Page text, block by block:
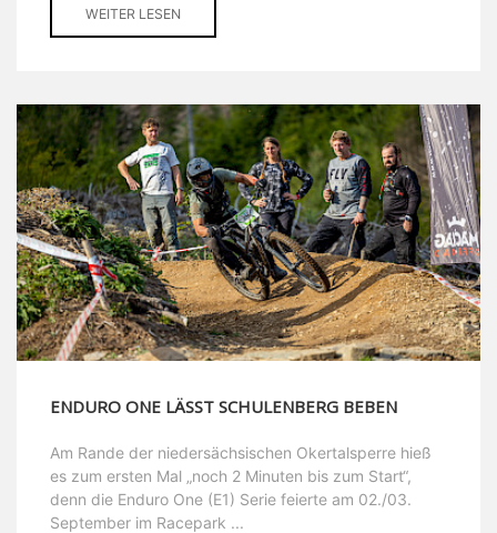
WEITER LESEN
ENDURO ONE LÄSST SCHULENBERG BEBEN
Am Rande der niedersächsischen Okertalsperre hieß
es zum ersten Mal „noch 2 Minuten bis zum Start“,
denn die Enduro One (E1) Serie feierte am 02./03.
September im Racepark ...